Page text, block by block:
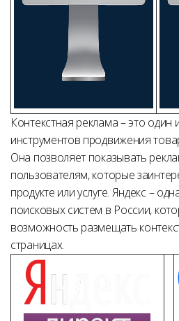
Контекстная реклама – это
инструментов продвижения
Она позволяет показывать
пользователям, которые
продукте или услуге. Яндекс –
поисковых систем в России,
возможность размещать
страницах.